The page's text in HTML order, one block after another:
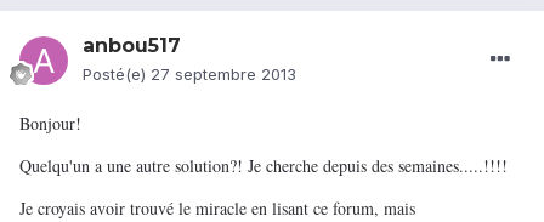
anbou517
Posté(e) 27 septembre 2013
Bonjour!
Quelqu'un a une autre solution?! Je cherche depuis des semaines.....!!!!
Je croyais avoir trouvé le miracle en lisant ce forum, mais